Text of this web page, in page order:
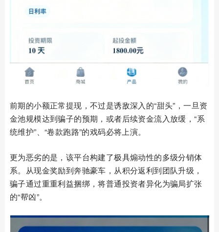
前期的小额正常提现，不过是诱敌深入的“甜头”，一旦资
金池规模达到骗子的预期，或者后续资金流入放缓，“系
统维护”、“卷款跑路”的戏码必将上演。
更为恶劣的是，该平台构建了极具煽动性的多级分销体
系。从现金奖励到奔驰豪车，从积分返利到团队升级，
骗子通过重重利益捆绑，将普通投资者异化为骗局扩张
的“帮凶”。